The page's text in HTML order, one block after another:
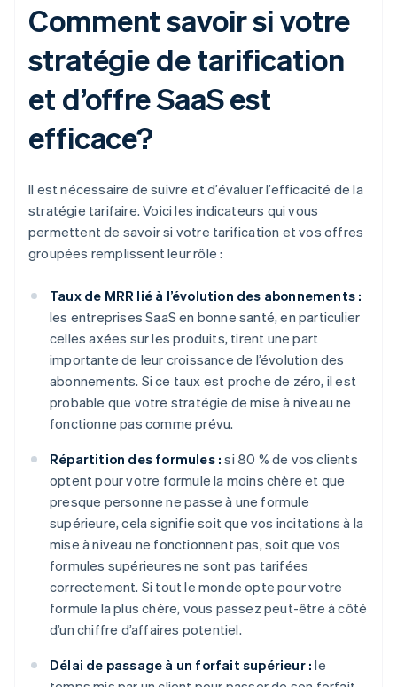
Comment savoir si votre
stratégie de tarification
et d’offre SaaS est
efficace?
Il est nécessaire de suivre et d’évaluer l’efficacité de la
stratégie tarifaire. Voici les indicateurs qui vous
permettent de savoir si votre tarification et vos offres
groupées remplissent leur rôle :
Taux de MRR lié à l’évolution des abonnements :
les entreprises SaaS en bonne santé, en particulier
celles axées sur les produits, tirent une part
importante de leur croissance de l’évolution des
abonnements. Si ce taux est proche de zéro, il est
probable que votre stratégie de mise à niveau ne
fonctionne pas comme prévu.
Répartition des formules : si 80 % de vos clients
optent pour votre formule la moins chère et que
presque personne ne passe à une formule
supérieure, cela signifie soit que vos incitations à la
mise à niveau ne fonctionnent pas, soit que vos
formules supérieures ne sont pas tarifées
correctement. Si tout le monde opte pour votre
formule la plus chère, vous passez peut-être à côté
d’un chiffre d’affaires potentiel.
Délai de passage à un forfait supérieur : le